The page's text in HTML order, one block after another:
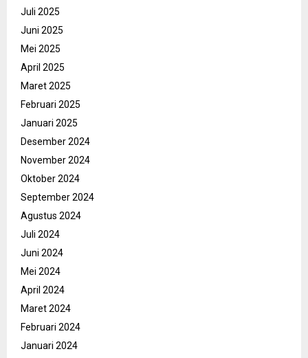
Juli 2025
Juni 2025
Mei 2025
April 2025
Maret 2025
Februari 2025
Januari 2025
Desember 2024
November 2024
Oktober 2024
September 2024
Agustus 2024
Juli 2024
Juni 2024
Mei 2024
April 2024
Maret 2024
Februari 2024
Januari 2024